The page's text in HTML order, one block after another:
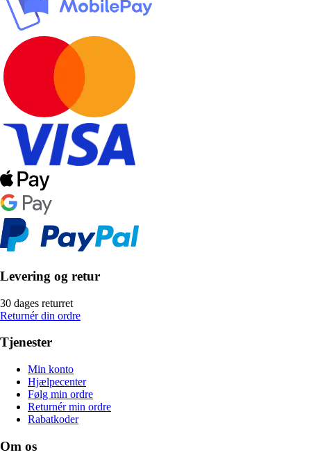
Levering og retur
30 dages returret
Returnér din ordre
Tjenester
Min konto
Hjælpecenter
Følg min ordre
Returnér min ordre
Rabatkoder
Om os